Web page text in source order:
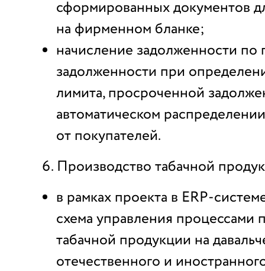
сформированных документов
на фирменном бланке;
начисление задолженности по
задолженности при
лимита, просроченной
автоматическом
от покупателей.
Производство табачной
в рамках проекта в ERP-
схема управления процессами
табачной продукции на
отечественного и